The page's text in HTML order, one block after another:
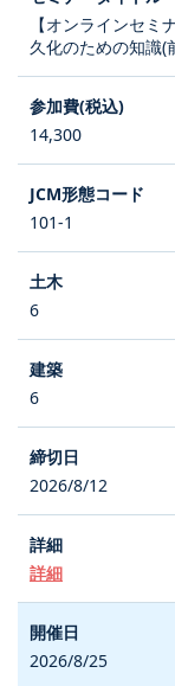
【オンラインセ
久化のための知識(
14,300
101-1
6
6
2026/8/12
詳細
2026/8/25